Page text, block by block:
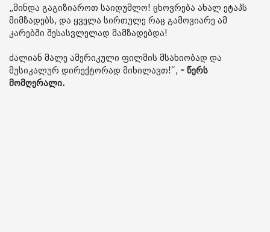
„მინდა გაგიზიაროთ საიდუმლო! ცხოვრება ახალ ეტაპს
მიმზადებს, და ყველა სირთულე რაც გამოვიარე ამ
კარებში შესასვლელად მამზადებდა!
ძალიან მალე ამერიკული ფილმის მსახიობად და
მუსიკალურ დირექტორად მიხილავთ!“, - წერს
მომღერალი.